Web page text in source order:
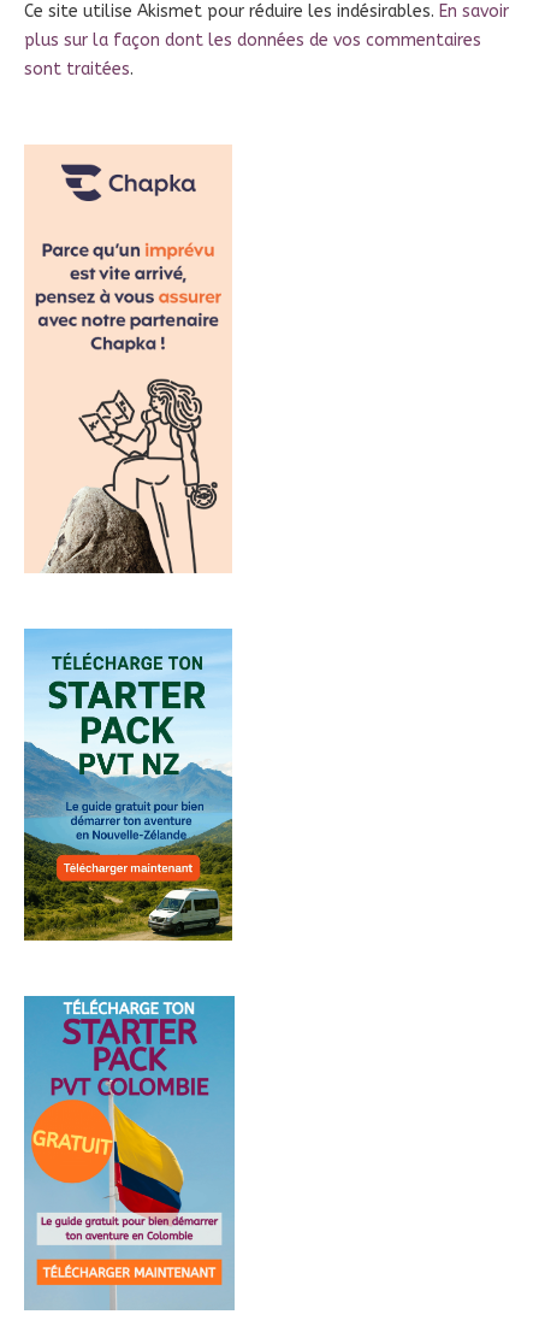
Ce site utilise Akismet pour réduire les indésirables. En savoir
plus sur la façon dont les données de vos commentaires
sont traitées.